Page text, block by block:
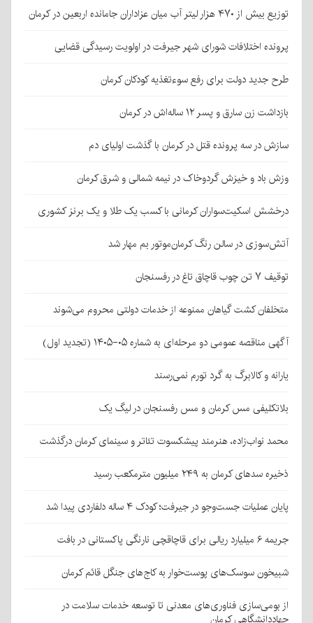
بیش از ۴۷۰ هزار لیتر آب میان عزاداران جامانده اربعین در کرمان
اختلافات شورای شهر جیرفت در اولویت رسیدگی قضایی
جدید دولت برای رفع سوءتغذیه کودکان کرمان
زن سارق و پسر ۱۲ ساله‌اش در کرمان
در سه پرونده قتل در کرمان با گذشت اولیای دم
باد و خیزش گردوخاک در نیمه شمالی و شرق کرمان
اسکیت‌سواران کرمانی با کسب یک طلا و یک برنز کشوری
در سالن رنگ کرمان‌موتور بم مهار شد
۷ تن چوب قاچاق تاغ در رفسنجان
کشت گیاهان ممنوعه از خدمات دولتی محروم می‌شوند
مناقصه عمومی دو مرحله‌ای به شماره ۰۵-۱۴۰۵ (تجدید اول)
و کالابرگ به گرد تورم نمی‌رسند
مس کرمان و مس رفسنجان در لیگ یک
نواب‌زاده، هنرمند پیشکسوت تئاتر و سینمای کرمان درگذشت
سدهای کرمان به ۲۴۹ میلیون مترمکعب رسید
عملیات جست‌وجو در جیرفت؛ کودک ۴ ساله دلفاردی پیدا شد
ریالی برای قاچاقچی نارنگی پاکستانی در بافت
سوسک‌های پوست‌خوار به کاج‌های جنگل قائم کرمان
بومی‌سازی فناوری‌های معدنی تا توسعه خدمات سلامت در
کرمان